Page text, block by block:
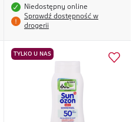
Niedostępny online
Sprawdź dostępność w
drogerii
TYLKO U NAS